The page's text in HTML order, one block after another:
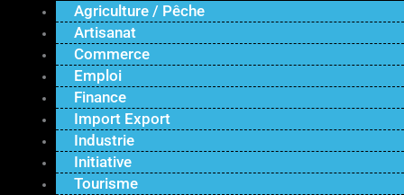
Agriculture / Pêche
Artisanat
Commerce
Emploi
Finance
Import Export
Industrie
Initiative
Tourisme